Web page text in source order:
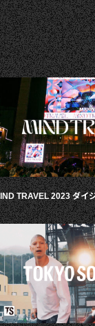
TRAVEL 2023 ダイ